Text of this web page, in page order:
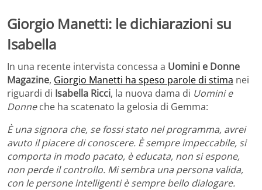
Giorgio Manetti: le dichiarazioni su
Isabella
In una recente intervista concessa a Uomini e Donne
Magazine, Giorgio Manetti ha speso parole di stima nei
riguardi di Isabella Ricci, la nuova dama di Uomini e
Donneche ha scatenato la gelosia di Gemma:
È una signora che, se fossi stato nel programma, avrei
avuto il piacere di conoscere. È sempre impeccabile, si
comporta in modo pacato, è educata, non si espone,
non perde il controllo. Mi sembra una persona valida,
con le persone intelligenti è sempre bello dialogare.